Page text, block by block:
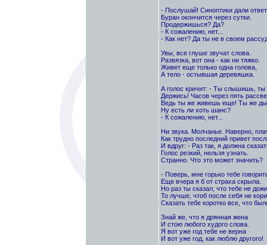
- Послушай! Синоптики дали
Буран окончится через сутки.
Продержишься? Да?
- К сожалению, нет...
- Как нет? Да ты не в своем
Увы, все глуше звучат слова.
Развязка, вот она - как ни тяжко.
Живет еще только одна голова,
А тело - остывшая деревяшка.
А голос кричит: - Ты слышишь,
Держись! Часов через пять
Ведь ты же живешь еще! Ты же
Ну есть ли хоть шанс?
- К сожалению, нет...
Ни звука. Молчанье. Наверно,
Как трудно последний привет
И вдруг: - Раз так, я должна
Голос резкий, нельзя узнать.
Странно. Что это может значить?
- Поверь, мне горько тебе
Еще вчера я б от страха скрыла.
Но раз ты сказал, что тебе не
То лучше, чтоб после себя не
Сказать тебе коротко все, что
Знай же, что я дрянная жена
И стою любого худого слова.
Я вот уже год тебе не верна
И вот уже год, как люблю другого!